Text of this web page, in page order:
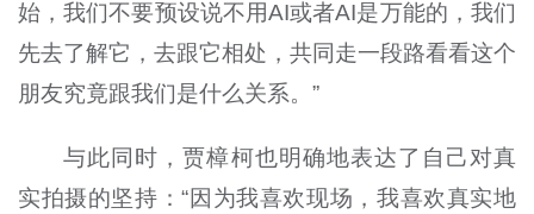
始，我们不要预设说不用AI或者AI是万能的，我们
先去了解它，去跟它相处，共同走一段路看看这个
朋友究竟跟我们是什么关系。”
与此同时，贾樟柯也明确地表达了自己对真
实拍摄的坚持：“因为我喜欢现场，我喜欢真实地